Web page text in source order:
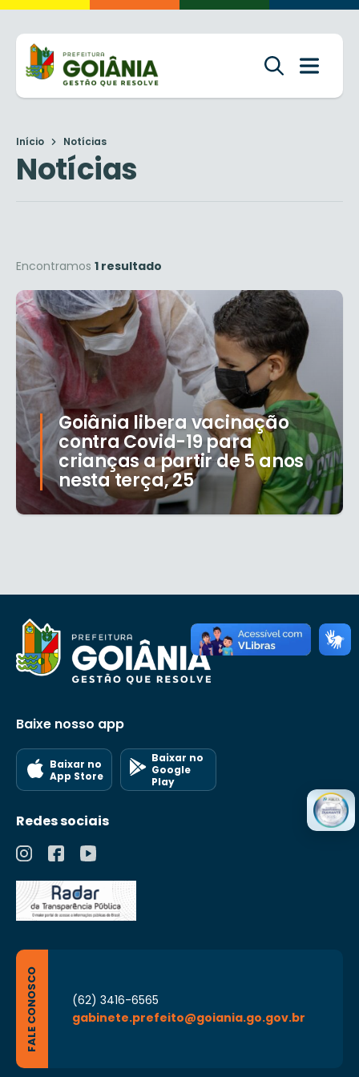
Início Notícias
Notícias
Encontramos 1 resultado
Goiânia libera vacinação
contra Covid-19 para
crianças a partir de 5 anos
nesta terça, 25
Baixe nosso app
Baixar no
App Store
Baixar no
Google
Play
Redes sociais
FALE CONOSCO
(62) 3416-6565
gabinete.prefeito@goiania.go.gov.br